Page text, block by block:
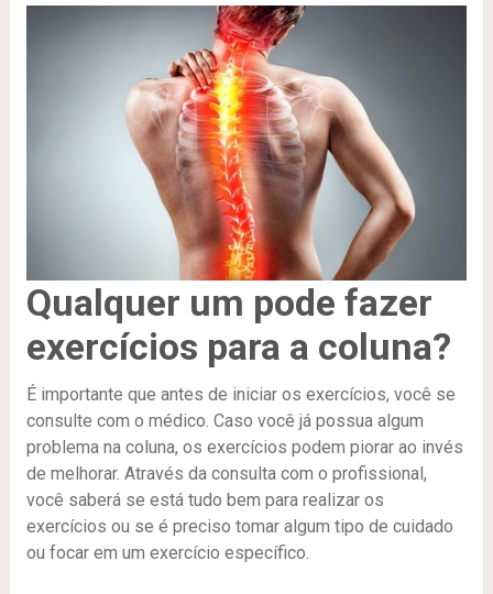
Qualquer um pode fazer
exercícios para a coluna?
É importante que antes de iniciar os exercícios, você se
consulte com o médico. Caso você já possua algum
problema na coluna, os exercícios podem piorar ao invés
de melhorar. Através da consulta com o profissional,
você saberá se está tudo bem para realizar os
exercícios ou se é preciso tomar algum tipo de cuidado
ou focar em um exercício específico.